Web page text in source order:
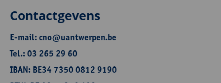
Contactgevens
E-mail:cno@uantwerpen.be
Tel.: 03 265 29 60
IBAN: BE34 7350 0812 9190